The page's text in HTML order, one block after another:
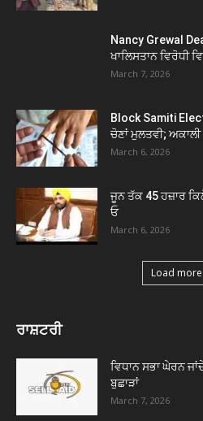
Nancy Grewal
ਖਾਲਿਸਤਾਨ ਵਿਰੋਧੀ
March 7, 2026
Block Samiti
ਚੋਣਾਂ ਮੁਲਤਵੀ;
March 6, 2026
ਜੂਨ ਤੱਕ 45 ਹਜ਼ਾਰ
ਓ
March 6, 2026
Load more
ਰਾਸ਼ਟਰੀ
ਵਿਧਾਨ ਸਭਾ ਘੇਰਨ
ਬੁਛਾੜਾਂ
March 7, 2026